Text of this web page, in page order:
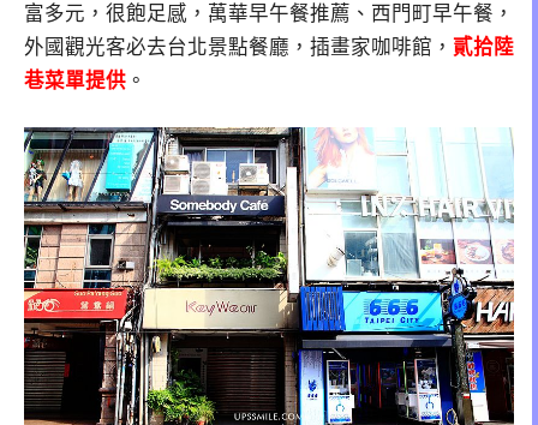
富多元，很飽足感，萬華早午餐推薦、西門町早午餐，
外國觀光客必去台北景點餐廳，插畫家咖啡館， 貳拾陸
巷菜單提供 。